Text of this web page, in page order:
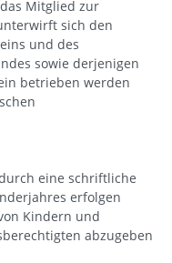
Mitglied zur
sich den
und des
sowie derjenigen
betrieben werden
eine schriftliche
erfolgen
Kindern und
abzugeben